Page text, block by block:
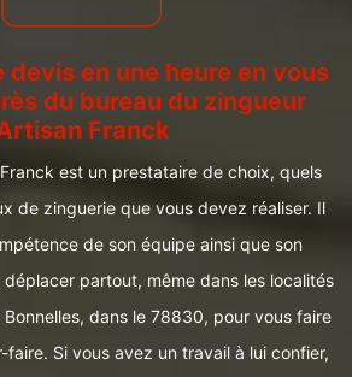
en une heure en vous
du bureau du zingueur
Franck
est un prestataire de choix, quels
de zinguerie que vous devez réaliser. Il
de son équipe ainsi que son
partout, même dans les localités
dans le 78830, pour vous faire
Si vous avez un travail à lui confier,